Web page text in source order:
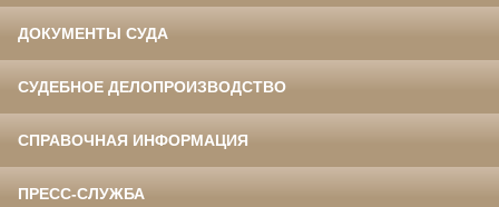
ДОКУМЕНТЫ СУДА
СУДЕБНОЕ ДЕЛОПРОИЗВОДСТВО
СПРАВОЧНАЯ ИНФОРМАЦИЯ
ПРЕСС-СЛУЖБА